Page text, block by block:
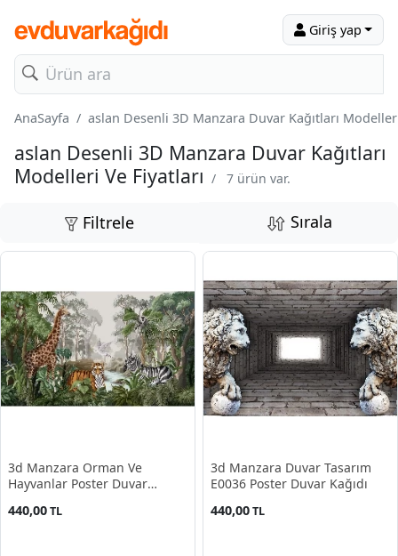
Giriş yap
AnaSayfa aslan Desenli 3D Manzara Duvar Kağıtları
aslan Desenli 3D Manzara Duvar Kağıtları
Modelleri Ve Fiyatları / 7 ürün var.
Filtrele Sırala
3d Manzara Orman Ve
Hayvanlar Poster Duvar
440,00TL
3d Manzara Duvar Tasarım
E0036 Poster Duvar Kağıdı
440,00TL